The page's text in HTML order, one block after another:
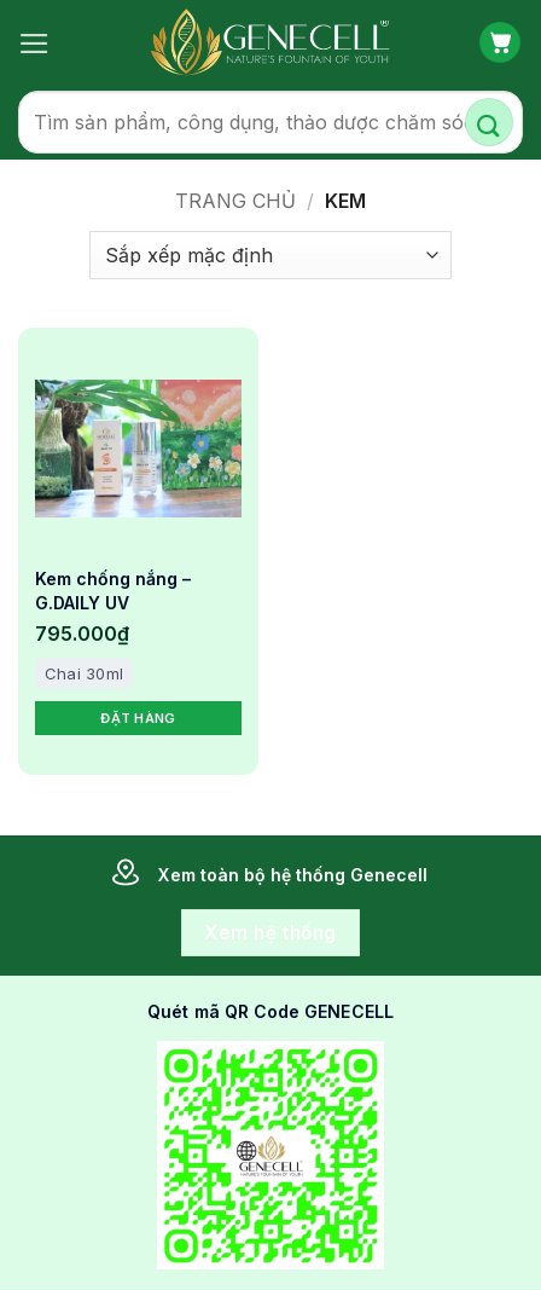
qua
dung
Tìm
kiếm:
TRANG CHỦ / KEM
Kem chống nắng –
G.DAILY UV
795.000₫
Chai 30ml
ĐẶT HÀNG
Xem toàn bộ hệ thống Genecell
Xem hệ thống
Quét mã QR Code GENECELL